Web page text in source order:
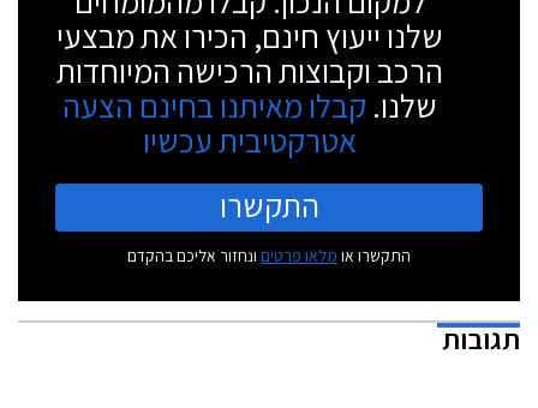
שלנו ייעוץ חינם, הכירו את מבצעי
הרכב וקבוצות הרכישה המיוחדות
שלנו. קבלו מאיתנו בחינם הצעה
אטרקטיבית עכשיו
התקשרו
התקשרו או מלאו פרטים ונחזור אליכם בהקדם
תגובות